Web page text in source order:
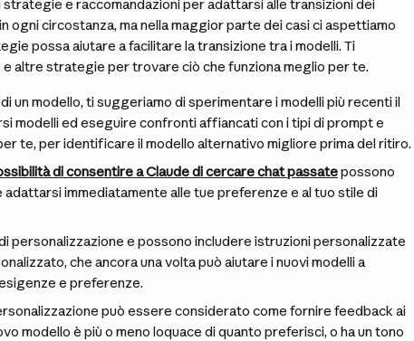
e raccomandazioni per adattarsi alle transizioni dei
ogni circostanza, ma nella maggior parte dei casi ci aspettiamo
possa aiutare a facilitare la transizione tra i modelli. Ti
altre strategie per trovare ciò che funziona meglio per te.
un modello, ti suggeriamo di sperimentare i modelli più recenti il
modelli ed eseguire confronti affiancati con i tipi di prompt e
te, per identificare il modello alternativo migliore prima del ritiro.
di consentire a Claude di cercare chat passate possono
adattarsi immediatamente alle tue preferenze e al tuo stile di
personalizzazione e possono includere istruzioni personalizzate
che ancora una volta può aiutare i nuovi modelli a
e preferenze.
può essere considerato come fornire feedback ai
modello è più o meno loquace di quanto preferisci, o ha un tono